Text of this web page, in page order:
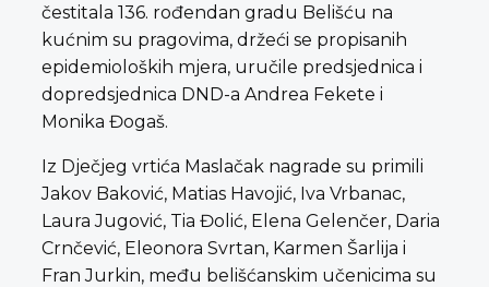
čestitala 136. rođendan gradu Belišću na
kućnim su pragovima, držeći se propisanih
epidemioloških mjera, uručile predsjednica i
dopredsjednica DND-a Andrea Fekete i
Monika Đogaš.
Iz Dječjeg vrtića Maslačak nagrade su primili
Jakov Baković, Matias Havojić, Iva Vrbanac,
Laura Jugović, Tia Đolić, Elena Gelenčer, Daria
Crnčević, Eleonora Svrtan, Karmen Šarlija i
Fran Jurkin, među belišćanskim učenicima su